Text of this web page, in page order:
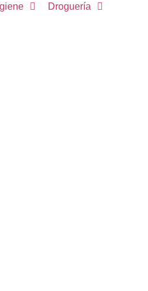
Droguería